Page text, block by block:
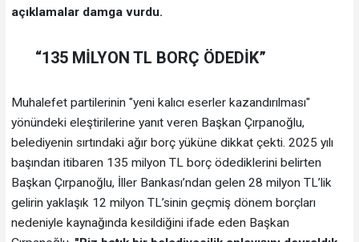
açıklamalar damga vurdu.
“135 MİLYON TL BORÇ ÖDEDİK”
Muhalefet partilerinin "yeni kalıcı eserler kazandırılması"
yönündeki eleştirilerine yanıt veren Başkan Çırpanoğlu,
belediyenin sırtındaki ağır borç yüküne dikkat çekti. 2025 yılı
başından itibaren 135 milyon TL borç ödediklerini belirten
Başkan Çırpanoğlu, İller Bankası’ndan gelen 28 milyon TL’lik
gelirin yaklaşık 12 milyon TL’sinin geçmiş dönem borçları
nedeniyle kaynağında kesildiğini ifade eden Başkan